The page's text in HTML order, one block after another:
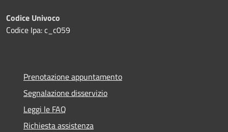
Codice Univoco
Codice Ipa: c_c059
Prenotazione appuntamento
Segnalazione disservizio
Leggi le FAQ
Richiesta assistenza